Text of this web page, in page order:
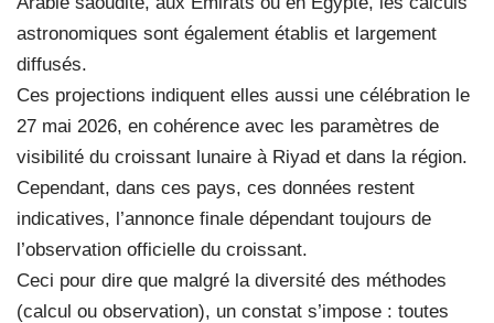
astronomiques sont également établis et largement
diffusés.
Ces projections indiquent elles aussi une célébration le
27 mai 2026, en cohérence avec les paramètres de
visibilité du croissant lunaire à Riyad et dans la région.
Cependant, dans ces pays, ces données restent
indicatives, l’annonce finale dépendant toujours de
l’observation officielle du croissant.
Ceci pour dire que malgré la diversité des méthodes
(calcul ou observation), un constat s’impose : toutes